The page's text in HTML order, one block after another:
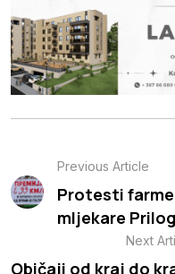
Previous Article
Protesti
mljekare
Next
Običaji od kraj do